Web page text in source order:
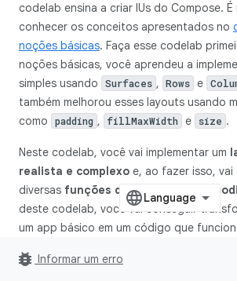
codelab ensina a criar IUs do Compose. É
conhecer os conceitos apresentados no
noções básicas. Faça esse codelab
noções básicas, você aprendeu a
simples usando
Surfaces , Rows e
também melhorou esses layouts usando
como
padding , fillMaxWidth e size .
Neste codelab, você vai implementar um
realista e complexo e, ao fazer isso,
diversas funções de composição
deste codelab, você vai conseguir
um app básico em um código que
Este codelab não acrescenta nenhum
bug_report Informar um erro